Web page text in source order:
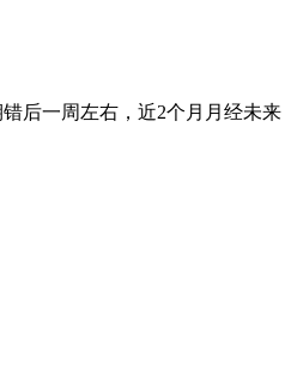
后一周左右，近2个月月经未来